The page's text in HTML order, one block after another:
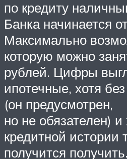
по кредиту
Банка начинается
Максимально
которую можно
рублей. Цифры
ипотечные, хотя
(он предусмотрен,
но не обязателен)
кредитной истории
получится получить.